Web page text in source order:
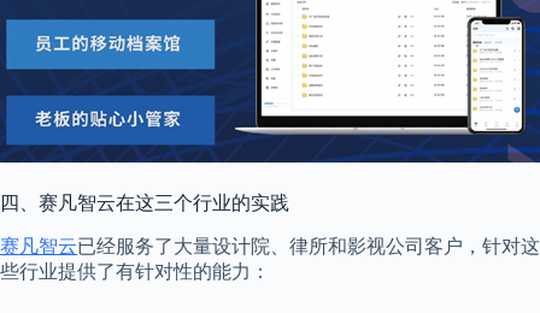
四、赛凡智云在这三个行业的实践
赛凡智云已经服务了大量设计院、律所和影视公司客户，针对这
些行业提供了有针对性的能力：